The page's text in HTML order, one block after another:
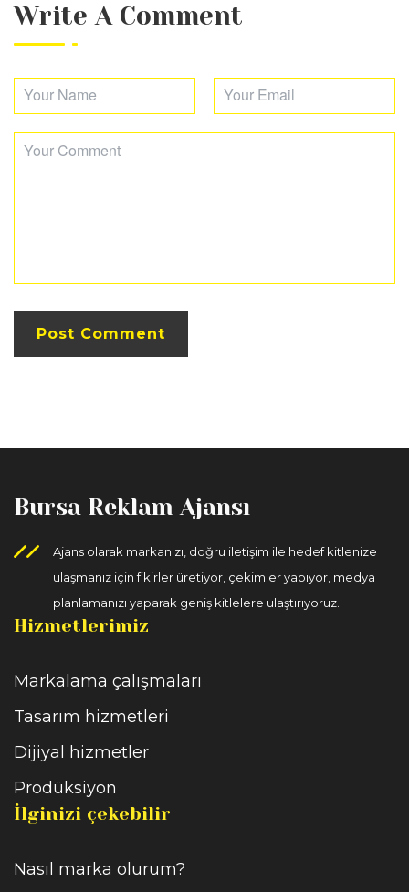
Write A Comment
Bursa Reklam Ajansı
Ajans olarak markanızı, doğru iletişim ile hedef kitlenize
ulaşmanız için fikirler üretiyor, çekimler yapıyor, medya
planlamanızı yaparak geniş kitlelere ulaştırıyoruz.
Hizmetlerimiz
Markalama çalışmaları
Tasarım hizmetleri
Dijiyal hizmetler
Prodüksiyon
İlginizi çekebilir
Nasıl marka olurum?